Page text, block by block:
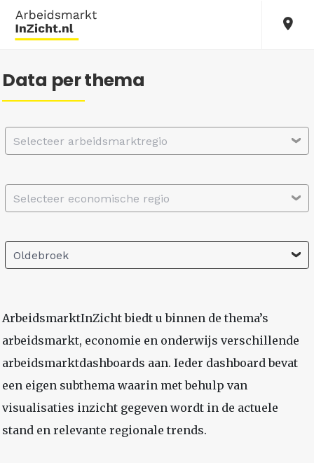
Data per thema
Selecteer arbeidsmarktregio
Selecteer economische regio
Oldebroek
ArbeidsmarktInZicht biedt u binnen de thema’s
arbeidsmarkt, economie en onderwijs verschillende
arbeidsmarktdashboards aan. Ieder dashboard bevat
een eigen subthema waarin met behulp van
visualisaties inzicht gegeven wordt in de actuele
stand en relevante regionale trends.